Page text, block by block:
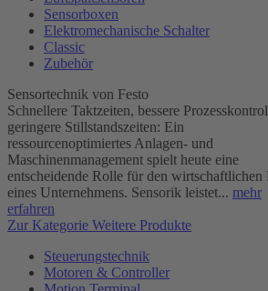
Sensorboxen
Elektromechanische Schalter
Classic
Zubehör
Sensortechnik von Festo
Schnellere Taktzeiten, bessere
geringere Stillstandszeiten: Ein
ressourcenoptimiertes Anlagen- und
Maschinenmanagement spielt heute eine
entscheidende Rolle für den wirtschaftlichen
eines Unternehmens. Sensorik leistet... mehr
erfahren
Zur Kategorie Weitere Produkte
Steuerungstechnik
Motoren & Controller